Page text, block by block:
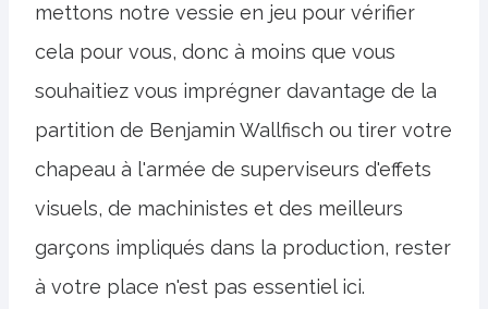
mettons notre vessie en jeu pour vérifier
cela pour vous, donc à moins que vous
souhaitiez vous imprégner davantage de la
partition de Benjamin Wallfisch ou tirer votre
chapeau à l'armée de superviseurs d'effets
visuels, de machinistes et des meilleurs
garçons impliqués dans la production, rester
à votre place n'est pas essentiel ici.